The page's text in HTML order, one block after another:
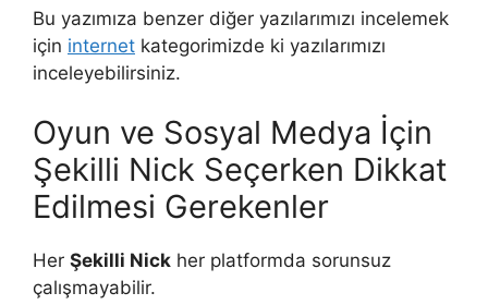
Bu yazımıza benzer diğer yazılarımızı incelemek
için internet kategorimizde ki yazılarımızı
inceleyebilirsiniz.
Oyun ve Sosyal Medya İçin
Şekilli Nick Seçerken Dikkat
Edilmesi Gerekenler
Her Şekilli Nick her platformda sorunsuz
çalışmayabilir.